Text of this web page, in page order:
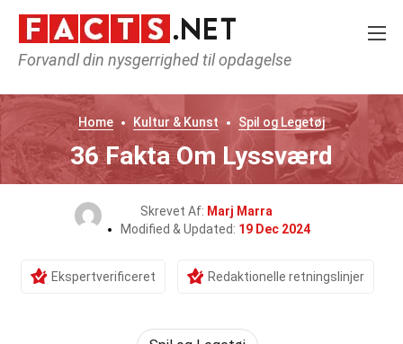
Forvandl din nysgerrighed til opdagelse
Home Kultur & Kunst Spil og Legetøj
36 Fakta Om Lyssværd
Skrevet Af: Marj Marra
Modified & Updated: 19 Dec 2024
Ekspertverificeret Redaktionelle retningslinjer